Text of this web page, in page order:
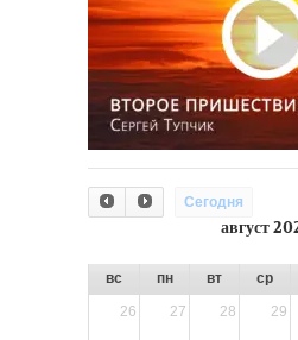
Сегодня
август
вс пн вт ср
26
27 28 29